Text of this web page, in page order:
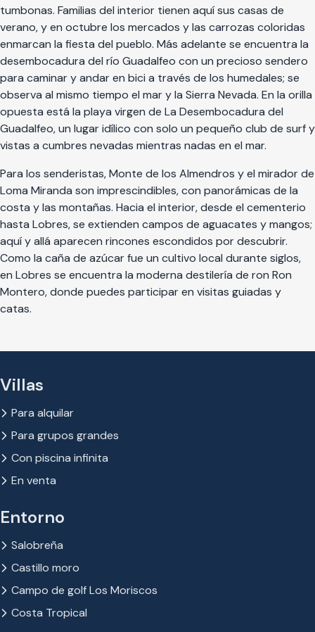
tumbonas. Familias del interior tienen aquí sus casas de
verano, y en octubre los mercados y las carrozas coloridas
enmarcan la fiesta del pueblo. Más adelante se encuentra la
desembocadura del río Guadalfeo con un precioso sendero
para caminar y andar en bici a través de los humedales; se
observa al mismo tiempo el mar y la Sierra Nevada. En la orilla
opuesta está la playa virgen de La Desembocadura del
Guadalfeo, un lugar idílico con solo un pequeño club de surf y
vistas a cumbres nevadas mientras nadas en el mar.
Para los senderistas, Monte de los Almendros y el mirador de
Loma Miranda son imprescindibles, con panorámicas de la
costa y las montañas. Hacia el interior, desde el cementerio
hasta Lobres, se extienden campos de aguacates y mangos;
aquí y allá aparecen rincones escondidos por descubrir.
Como la caña de azúcar fue un cultivo local durante siglos,
en Lobres se encuentra la moderna destilería de ron Ron
Montero, donde puedes participar en visitas guiadas y
catas.
Villas
Para alquilar
Para grupos grandes
Con piscina infinita
En venta
Entorno
Salobreña
Castillo moro
Campo de golf Los Moriscos
Costa Tropical